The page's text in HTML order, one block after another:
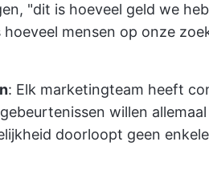
"dit is hoeveel geld we
mensen op onze
: Elk marketingteam heeft
willen
doorloopt geen